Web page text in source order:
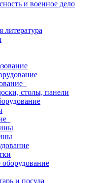
и военное дело
литература
столы, панели
и посуда